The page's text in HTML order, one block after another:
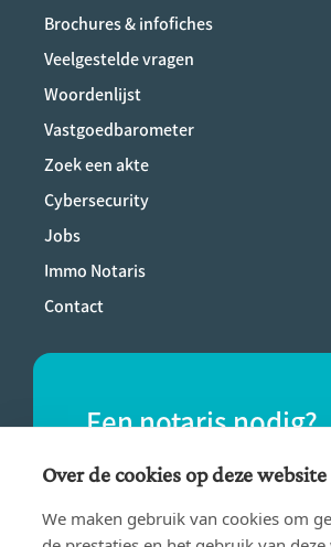
Brochures & infofiches
Veelgestelde vragen
Woordenlijst
Vastgoedbarometer
Zoek een akte
Cybersecurity
Jobs
Immo Notaris
Contact
Een notaris nodig?
Vind eenvoudig een notaris
buurt.
Over de cookies op deze website
We maken gebruik van cookies om